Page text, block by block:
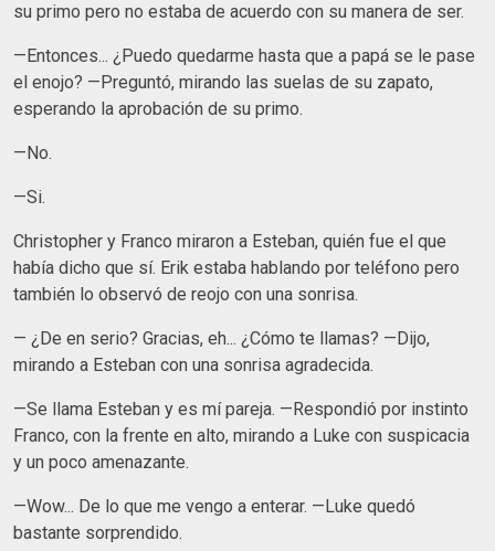
su primo pero no estaba de acuerdo con su manera de ser.
—Entonces... ¿Puedo quedarme hasta que a papá se le pase
el enojo? —Preguntó, mirando las suelas de su zapato,
esperando la aprobación de su primo.
—No.
—Si.
Christopher y Franco miraron a Esteban, quién fue el que
había dicho que sí. Erik estaba hablando por teléfono pero
también lo observó de reojo con una sonrisa.
— ¿De en serio? Gracias, eh... ¿Cómo te llamas? —Dijo,
mirando a Esteban con una sonrisa agradecida.
—Se llama Esteban y es mí pareja. —Respondió por instinto
Franco, con la frente en alto, mirando a Luke con suspicacia
y un poco amenazante.
—Wow... De lo que me vengo a enterar. —Luke quedó
bastante sorprendido.